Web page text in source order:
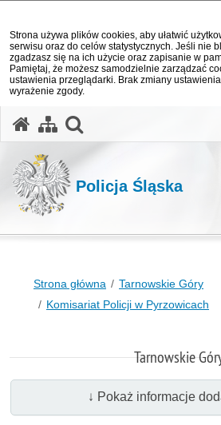
Strona używa plików cookies, aby ułatwić
serwisu oraz do celów statystycznych. Jeśli nie
zgadzasz się na ich użycie oraz zapisanie w
Pamiętaj, że możesz samodzielnie zarządzać
ustawienia przeglądarki. Brak zmiany
wyrażenie zgody.
Policja Śląska
Strona główna
Tarnowskie Góry
Komisariat Policji w Pyrzowicach
Tarnowskie
↓ Pokaż informacje